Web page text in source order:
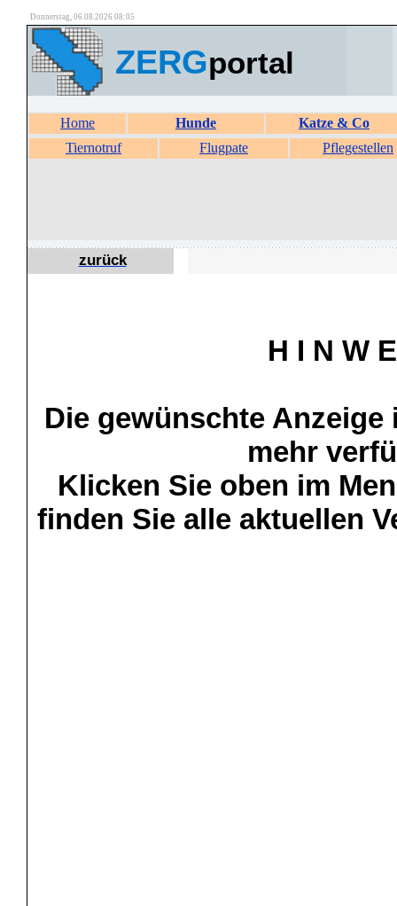
Donnerstag, 06.08.2026 08:05
ZERGportal
Home Hunde
Katze & Co
Tiernotruf
Flugpate Pflegestellen
zurück
H I N W
Die gewünschte
mehr
Klicken Sie oben im
finden Sie alle aktuellen